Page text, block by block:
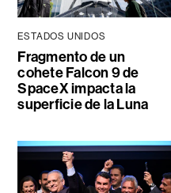
ESTADOS UNIDOS
Fragmento de un
cohete Falcon 9 de
SpaceX impacta la
superficie de la Luna